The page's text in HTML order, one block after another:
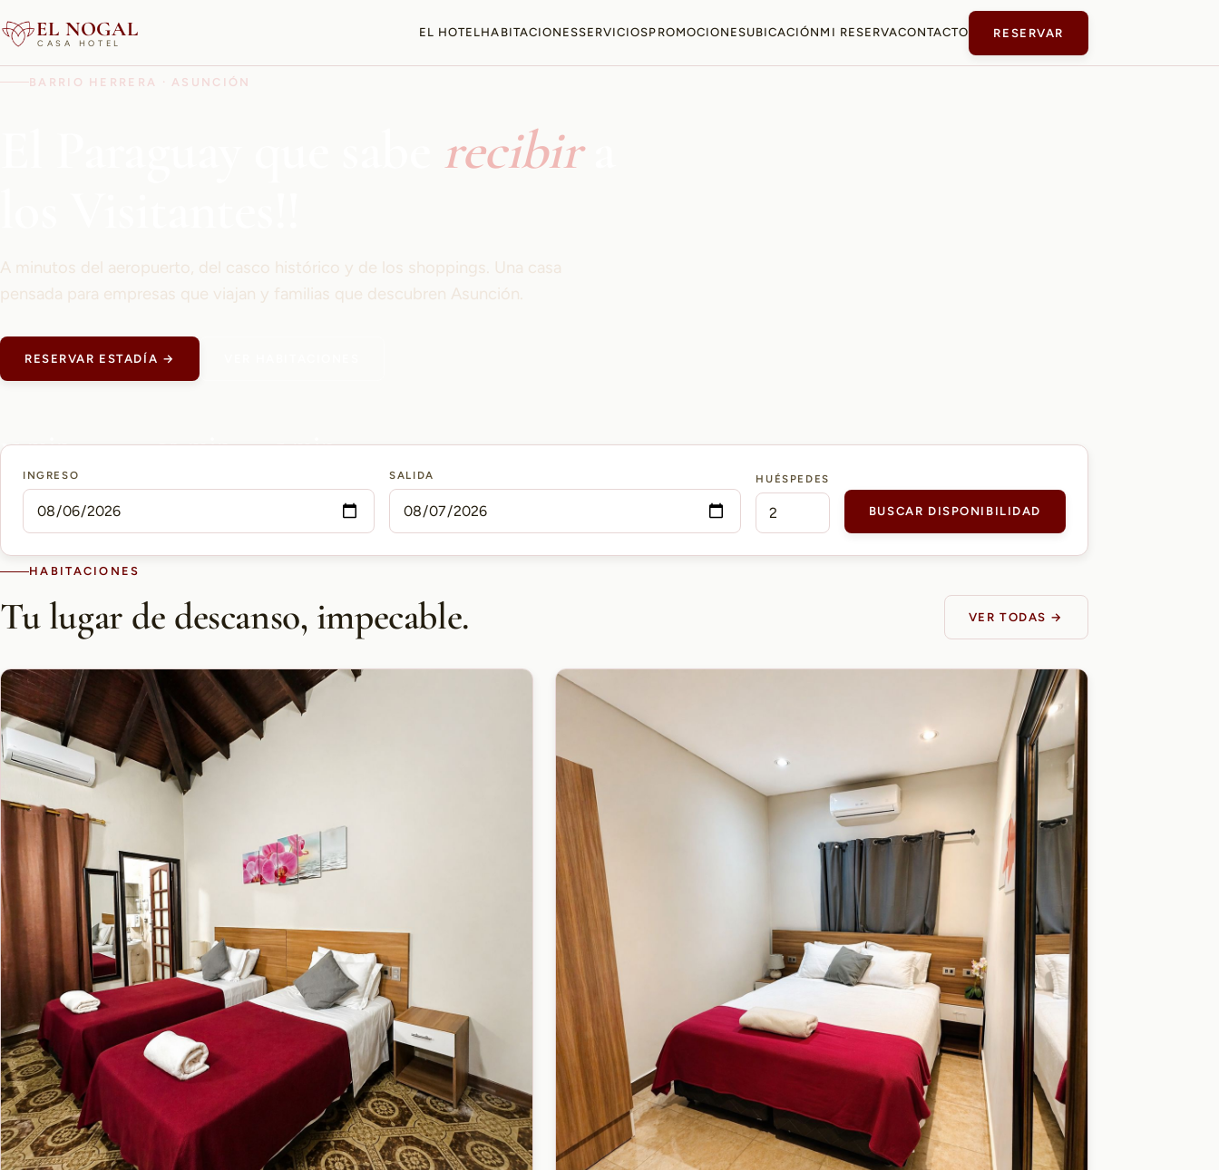
EL NOGAL
CASA HOTEL
EL HOTELHABITACIONESSERVICIOSPROMOCIONESUBICACIÓN MI RESERVACONTACTO RESERVAR
BARRIO HERRERA · ASUNCIÓN
recibira
A minutos del aeropuerto, del casco histórico y de los shoppings. Una casa
pensada para empresas que viajan y familias que descubren Asunción.
RESERVAR ESTADÍA →
15 min
AEROPUERTO PETTIROSSI
10 min 5 min
SHOPPING DEL SOL
INGRESO SALIDA HUÉSPEDES
BUSCAR DISPONIBILIDAD
HABITACIONES
Tu lugar de descanso, impecable. VER TODAS →